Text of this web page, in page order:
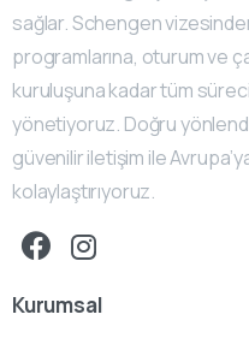
sağlar. Schengen
programlarına, oturum ve
kuruluşuna kadar tüm
yönetiyoruz. Doğru
güvenilir iletişim ile
kolaylaştırıyoruz.
Kurumsal